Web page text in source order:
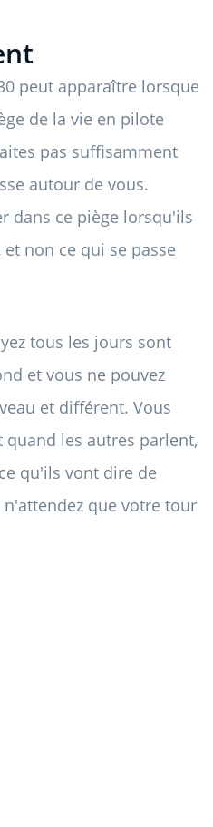
peut apparaître lorsque
de la vie en pilote
pas suffisamment
autour de vous.
dans ce piège lorsqu'ils
non ce qui se passe
tous les jours sont
et vous ne pouvez
et différent. Vous
les autres parlent,
qu'ils vont dire de
que votre tour